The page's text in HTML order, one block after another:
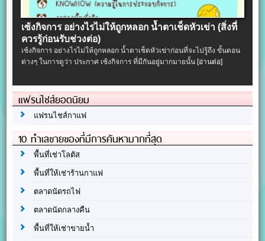
เซ้งกิจการ อย่างไรไม่ให้ถูกหลอก น้ำตาเช็ดหัวเข่า (สิ่งที่
ควรรู้ก่อนรับช่วงต่อ)
เซ้งกิจการ อย่างไรไม่ให้ถูกหลอก น้ำตาเช็ดหัวเข่าก่อนที่จะไปรู้ถึง ขั้นตอน
ต่างๆ ในการดูว่า ประกาศ เซ้งกิจการ ที่มีกันอยู่มากมายนั้น[อ่านต่อ]
แฟรนไชส์ยอดนิยม
แฟรนไชส์กาแฟ
10 ทำเลขายของที่มีการค้นหามากที่สุด
พื้นที่เช่าโลตัส
พื้นที่ให้เช่าร้านกาแฟ
ตลาดนัดรถไฟ
ตลาดนัดกลางคืน
พื้นที่ให้เช่าขายน้ำ